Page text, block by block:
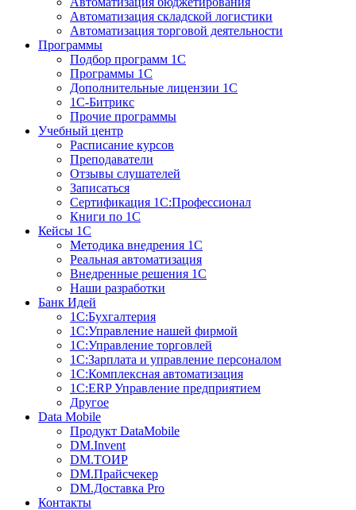
Автоматизация складской логистики
Автоматизация торговой деятельности
Программы
Подбор программ 1С
Программы 1С
Дополнительные лицензии 1С
1С-Битрикс
Прочие программы
Учебный центр
Расписание курсов
Преподаватели
Отзывы слушателей
Записаться
Сертификация 1С:Профессионал
Книги по 1С
Кейсы 1С
Методика внедрения 1С
Реальная автоматизация
Внедренные решения 1С
Наши разработки
Банк Идей
1С:Бухгалтерия
1С:Управление нашей фирмой
1С:Управление торговлей
1С:Зарплата и управление персоналом
1С:Комплексная автоматизация
1С:ERP Управление предприятием
Другое
Data Mobile
Продукт DataMobile
DM.Invent
DM.ТОИР
DM.Прайсчекер
DM.Доставка Pro
Контакты